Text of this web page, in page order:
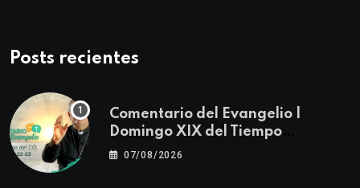
Posts recientes
Comentario del Evangelio |
Domingo XIX del Tiempo
Ordinario | Mateo 14, 22-23
07/08/2026